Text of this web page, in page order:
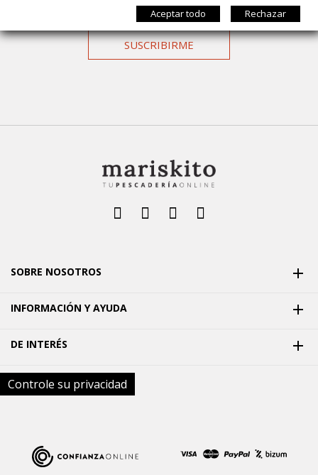
SUSCRIBIRME
SOBRE NOSOTROS 
INFORMACIÓN Y AYUDA 
DE INTERÉS 
Controle su privacidad
Aceptar todo Rechazar